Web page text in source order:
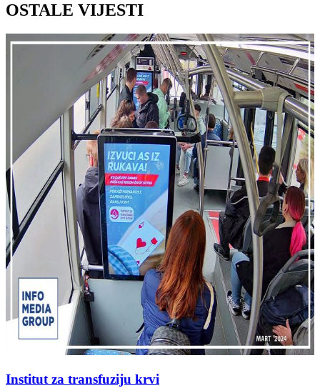
OSTALE VIJESTI
Institut za transfuziju krvi